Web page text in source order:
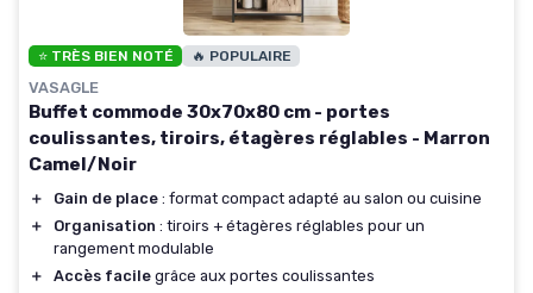
⭐ TRÈS BIEN NOTÉ 🔥 POPULAIRE
VASAGLE
Buffet commode 30x70x80 cm - portes
coulissantes, tiroirs, étagères réglables - Marron
Camel/Noir
＋ Gain de place : format compact adapté au salon ou cuisine
＋
Organisation : tiroirs + étagères réglables pour un
rangement modulable
＋
Accès facile grâce aux portes coulissantes